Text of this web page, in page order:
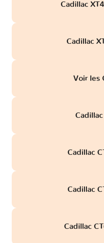
Cadillac
Cadillac
Voir les
Cadillac
Cadillac
Cadillac